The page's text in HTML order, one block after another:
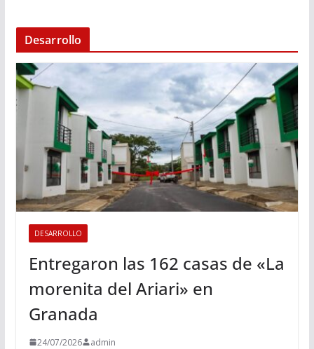
Desarrollo
DESARROLLO
Entregaron las 162 casas de «La
morenita del Ariari» en
Granada
24/07/2026 admin